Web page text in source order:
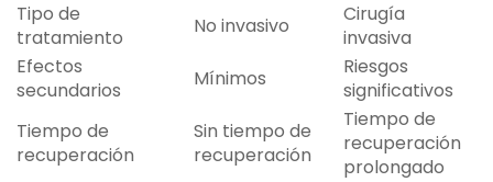
Tipo de
tratamiento
No invasivo
Cirugía
invasiva
Efectos
secundarios
Mínimos
Riesgos
significativos
Tiempo de
recuperación
Sin tiempo de
recuperación
Tiempo de
recuperación
prolongado